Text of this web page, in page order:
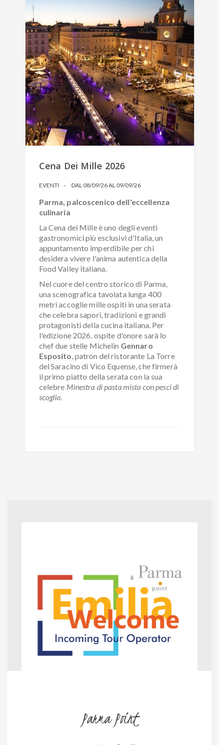
Cena Dei Mille 2026
EVENTI DAL 08/09/26 AL 09/09/26
Parma, palcoscenico dell'eccellenza
culinaria
La Cena dei Mille è uno degli eventi
gastronomici più esclusivi d'Italia, un
appuntamento imperdibile per chi
desidera vivere l'anima autentica della
Food Valley italiana.
Nel cuore del centro storico di Parma,
una scenografica tavolata lunga 400
metri accoglie mille ospiti in una serata
che celebra sapori, tradizioni e grandi
protagonisti della cucina italiana. Per
l'edizione 2026, ospite d'onore sarà lo
chef due stelle Michelin Gennaro
Esposito , patron del ristorante La Torre
del Saracino di Vico Equense, che firmerà
il primo piatto della serata con la sua
celebre Minestra di pasta mista con pesci di
scoglio
Parma Point